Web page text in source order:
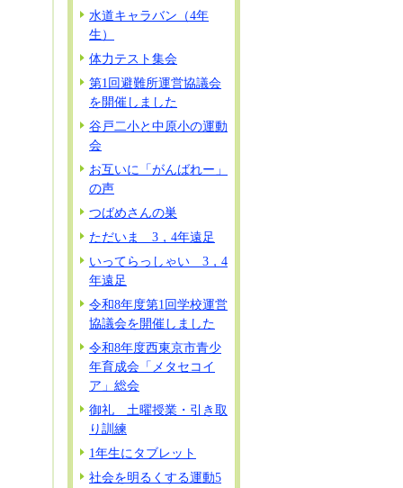
水道キャラバン（4年
生）
体力テスト集会
第1回避難所運営協議会
を開催しました
谷戸二小と中原小の運動
会
お互いに「がんばれー」
の声
つばめさんの巣
ただいま 3，4年遠足
いってらっしゃい 3，4
年遠足
令和8年度第1回学校運営
協議会を開催しました
令和8年度西東京市青少
年育成会「メタセコイ
ア」総会
御礼 土曜授業・引き取
り訓練
1年生にタブレット
社会を明るくする運動5